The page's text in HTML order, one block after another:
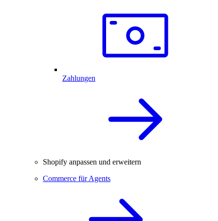
Zahlungen
Shopify anpassen und erweitern
Commerce für Agents